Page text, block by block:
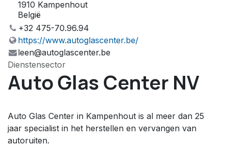
1910 Kampenhout
België
+32 475-70.96.94
https://www.autoglascenter.be/
leen@autoglascenter.be
Dienstensector
Auto Glas Center NV
Auto Glas Center in Kampenhout is al meer dan 25
jaar specialist in het herstellen en vervangen van
autoruiten.